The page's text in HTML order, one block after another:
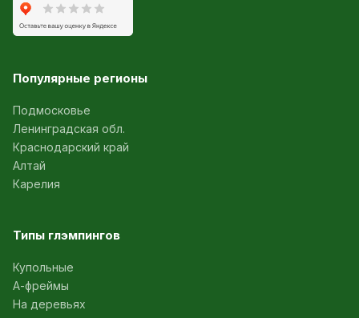
Популярные регионы
Подмосковье
Ленинградская обл.
Краснодарский край
Алтай
Карелия
Типы глэмпингов
Купольные
А-фреймы
На деревьях